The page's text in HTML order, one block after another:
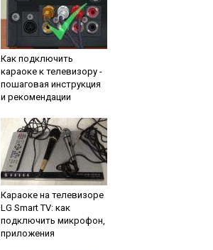
Как подключить
караоке к телевизору -
пошаговая инструкция
и рекомендации
Караоке на телевизоре
LG Smart TV: как
подключить микрофон,
приложения